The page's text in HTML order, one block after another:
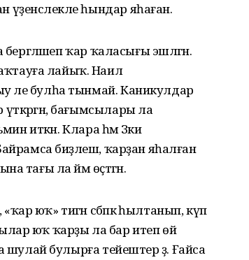
һындар яһаған.
ҡар ҡаласығы эшләгән.
лайыҡ. Наил
әле булһа тынмай. Каникулдар
бағымсылары ла
иткән. Клара һәм Зәки
биҙәлеш, ҡарҙан яһалған
тағы ла йәм өҫтәгән.
юҡ» тигән сәбәпкә һылтанып, күп
юҡ ҡарҙы ла бар итеп өй
шулай булырға тейештер ҙә. Ғайса